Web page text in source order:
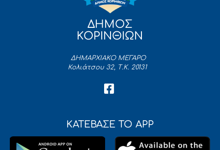
ΔΗΜΟΣ
ΚΟΡΙΝΘΙΩΝ
ΔΗΜΑΡΧΙΑΚΟ ΜΕΓΑΡΟ
Κολιάτσου 32, Τ.Κ. 20131
ΚΑΤΕΒΑΣΕ ΤΟ APP